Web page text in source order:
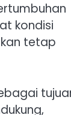
kondisi
tetap